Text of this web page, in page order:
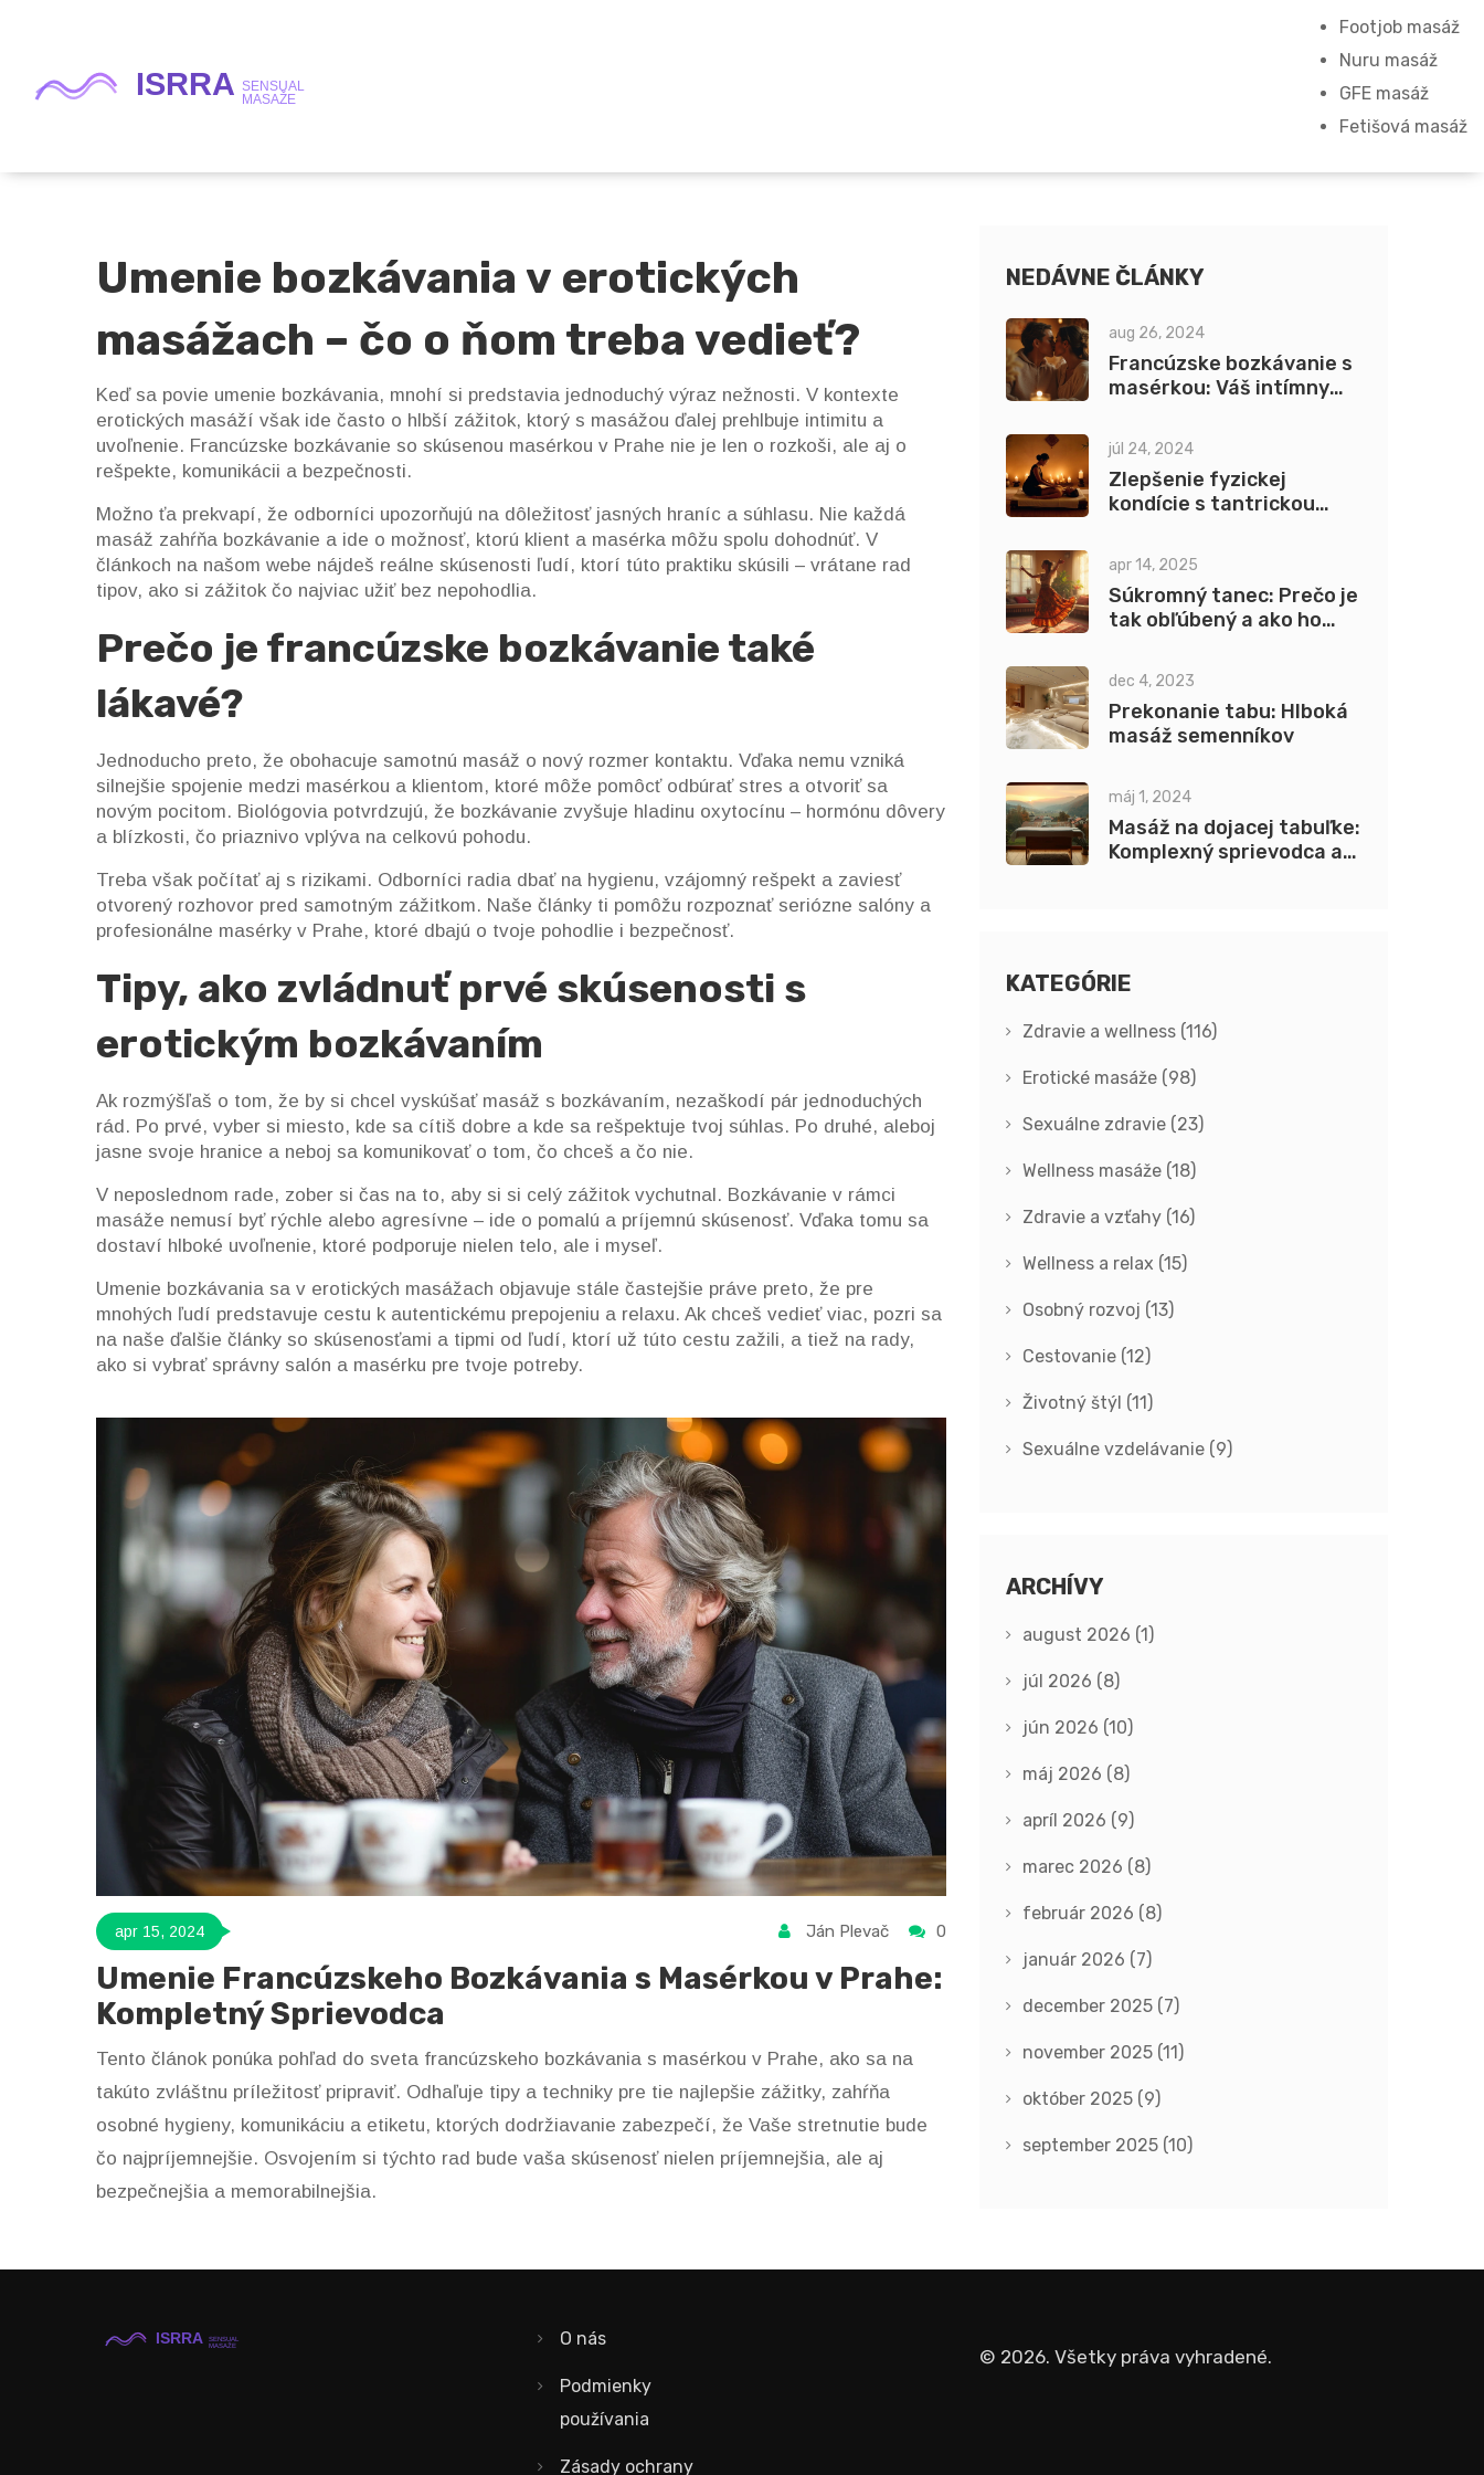
Footjob masáž
Nuru masáž
GFE masáž
Fetišová masáž
Umenie bozkávania v erotických
masážach – čo o ňom treba vedieť?
Keď sa povie umenie bozkávania, mnohí si predstavia jednoduchý výraz nežnosti. V kontexte
erotických masáží však ide často o hlbší zážitok, ktorý s masážou ďalej prehlbuje intimitu a
uvoľnenie. Francúzske bozkávanie so skúsenou masérkou v Prahe nie je len o rozkoši, ale aj o
rešpekte, komunikácii a bezpečnosti.
Možno ťa prekvapí, že odborníci upozorňujú na dôležitosť jasných hraníc a súhlasu. Nie každá
masáž zahŕňa bozkávanie a ide o možnosť, ktorú klient a masérka môžu spolu dohodnúť. V
článkoch na našom webe nájdeš reálne skúsenosti ľudí, ktorí túto praktiku skúsili – vrátane rad
tipov, ako si zážitok čo najviac užiť bez nepohodlia.
Prečo je francúzske bozkávanie také
lákavé?
Jednoducho preto, že obohacuje samotnú masáž o nový rozmer kontaktu. Vďaka nemu vzniká
silnejšie spojenie medzi masérkou a klientom, ktoré môže pomôcť odbúrať stres a otvoriť sa
novým pocitom. Biológovia potvrdzujú, že bozkávanie zvyšuje hladinu oxytocínu – hormónu dôvery
a blízkosti, čo priaznivo vplýva na celkovú pohodu.
Treba však počítať aj s rizikami. Odborníci radia dbať na hygienu, vzájomný rešpekt a zaviesť
otvorený rozhovor pred samotným zážitkom. Naše články ti pomôžu rozpoznať seriózne salóny a
profesionálne masérky v Prahe, ktoré dbajú o tvoje pohodlie i bezpečnosť.
Tipy, ako zvládnuť prvé skúsenosti s
erotickým bozkávaním
Ak rozmýšľaš o tom, že by si chcel vyskúšať masáž s bozkávaním, nezaškodí pár jednoduchých
rád. Po prvé, vyber si miesto, kde sa cítiš dobre a kde sa rešpektuje tvoj súhlas. Po druhé, aleboj
jasne svoje hranice a neboj sa komunikovať o tom, čo chceš a čo nie.
V neposlednom rade, zober si čas na to, aby si si celý zážitok vychutnal. Bozkávanie v rámci
masáže nemusí byť rýchle alebo agresívne – ide o pomalú a príjemnú skúsenosť. Vďaka tomu sa
dostaví hlboké uvoľnenie, ktoré podporuje nielen telo, ale i myseľ.
Umenie bozkávania sa v erotických masážach objavuje stále častejšie práve preto, že pre
mnohých ľudí predstavuje cestu k autentickému prepojeniu a relaxu. Ak chceš vedieť viac, pozri sa
na naše ďalšie články so skúsenosťami a tipmi od ľudí, ktorí už túto cestu zažili, a tiež na rady,
ako si vybrať správny salón a masérku pre tvoje potreby.
apr 15, 2024 Ján Plevač 0
Umenie Francúzskeho Bozkávania s Masérkou v Prahe:
Kompletný Sprievodca
Tento článok ponúka pohľad do sveta francúzskeho bozkávania s masérkou v Prahe, ako sa na
takúto zvláštnu príležitosť pripraviť. Odhaľuje tipy a techniky pre tie najlepšie zážitky, zahŕňa
osobné hygieny, komunikáciu a etiketu, ktorých dodržiavanie zabezpečí, že Vaše stretnutie bude
čo najpríjemnejšie. Osvojením si týchto rad bude vaša skúsenosť nielen príjemnejšia, ale aj
bezpečnejšia a memorabilnejšia.
NEDÁVNE ČLÁNKY
aug 26, 2024
Francúzske bozkávanie s
masérkou: Váš intímny
znamená
júl 24, 2024
Zlepšenie fyzickej
kondície s tantrickou
apr 14, 2025
Súkromný tanec: Prečo je
tak obľúbený a ako ho
dec 4, 2023
Prekonanie tabu: Hlboká
masáž semenníkov
máj 1, 2024
Masáž na dojacej tabuľke:
Komplexný sprievodca a
KATEGÓRIE
Zdravie a wellness (116)
Erotické masáže (98)
Sexuálne zdravie (23)
Wellness masáže (18)
Zdravie a vzťahy (16)
Wellness a relax (15)
Osobný rozvoj (13)
Cestovanie (12)
Životný štýl (11)
Sexuálne vzdelávanie (9)
ARCHÍVY
august 2026 (1)
júl 2026 (8)
jún 2026 (10)
máj 2026 (8)
apríl 2026 (9)
marec 2026 (8)
február 2026 (8)
január 2026 (7)
december 2025 (7)
november 2025 (11)
október 2025 (9)
september 2025 (10)
O nás
Podmienky
používania
Zásady ochrany
© 2026. Všetky práva vyhradené.